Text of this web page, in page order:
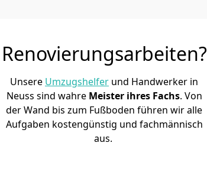
Renovierungsarbeiten?
Unsere Umzugshelfer und Handwerker in
Neuss sind wahre Meister ihres Fachs. Von
der Wand bis zum Fußboden führen wir alle
Aufgaben kostengünstig und fachmännisch
aus.